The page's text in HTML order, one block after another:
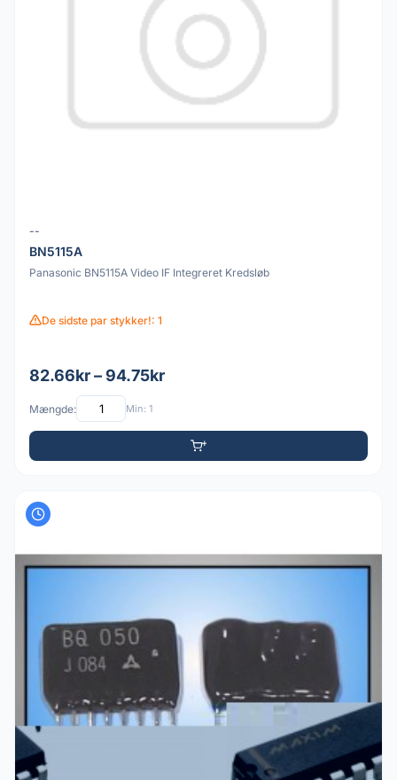
--
BN5115A
Panasonic BN5115A Video IF Integreret Kredsløb
De sidste par stykker!: 1
82.66kr – 94.75kr
Mængde: Min: 1